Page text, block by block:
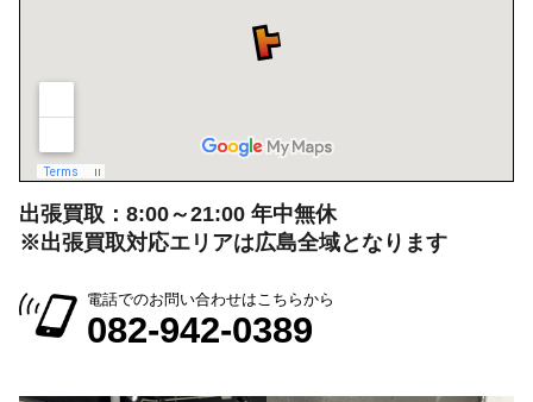
出張買取：8:00～21:00 年中無休
※出張買取対応エリアは広島全域となります
電話でのお問い合わせはこちらから
082-942-0389